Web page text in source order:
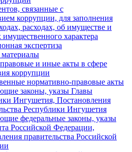
связанные с
коррупции, для заполнения
расходах, об имуществе и
имущественного характера
экспертиза
и иные акты в сфере
коррупции
нормативно-правовые акты
законы, указы Главы
Ингушетия, Постановления
Республики Ингушетия
федеральные законы, указы
Российской Федерации,
правительства Российской